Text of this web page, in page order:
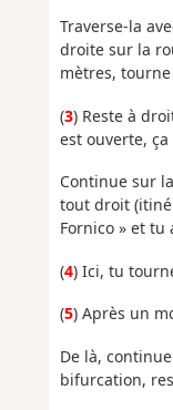
Traverse-la
droite sur la
mètres,
(3) Reste à
est ouverte,
Continue sur
tout droit
Fornico » et tu
(4) Ici, tu
(5) Après un
De là,
bifurcation,